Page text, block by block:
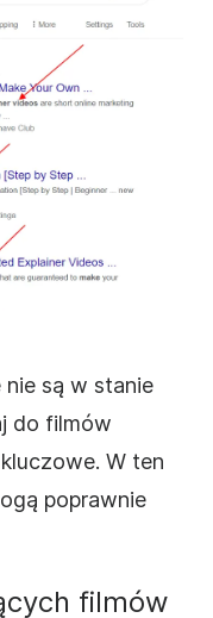
są w stanie
do filmów
W ten
poprawnie
filmów